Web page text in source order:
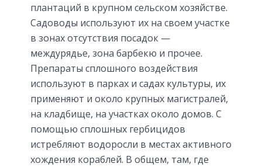
плантаций в крупном сельском хозяйстве.
Садоводы используют их на своем участке
в зонах отсутствия посадок —
междурядье, зона барбекю и прочее.
Препараты сплошного воздействия
используют в парках и садах культуры, их
применяют и около крупных магистралей,
на кладбище, на участках около домов. С
помощью сплошных гербицидов
истребляют водоросли в местах активного
хождения кораблей. В общем, там, где